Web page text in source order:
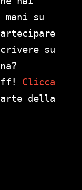
su
su
Clicca
della